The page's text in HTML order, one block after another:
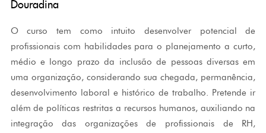
Douradina
O curso tem como intuito desenvolver potencial de
profissionais com habilidades para o planejamento a curto,
médio e longo prazo da inclusão de pessoas diversas em
uma organização, considerando sua chegada, permanência,
desenvolvimento laboral e histórico de trabalho. Pretende ir
além de políticas restritas a recursos humanos, auxiliando na
integração das organizações de profissionais de RH,